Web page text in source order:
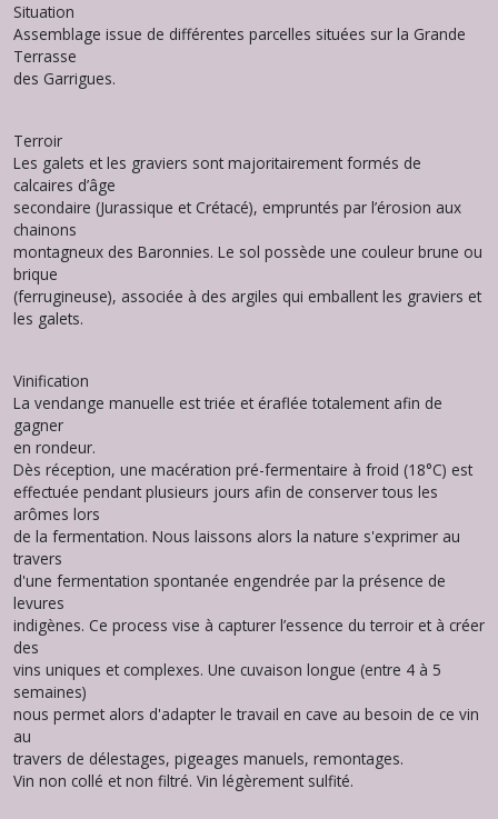
Situation
Assemblage issue de différentes parcelles situées sur la Grande
Terrasse
des Garrigues.
Terroir
Les galets et les graviers sont majoritairement formés de
calcaires d’âge
secondaire (Jurassique et Crétacé), empruntés par l’érosion aux
chainons
montagneux des Baronnies. Le sol possède une couleur brune ou
brique
(ferrugineuse), associée à des argiles qui emballent les graviers et
les galets.
Vinification
La vendange manuelle est triée et éraflée totalement afin de
gagner
en rondeur.
Dès réception, une macération pré-fermentaire à froid (18°C) est
effectuée pendant plusieurs jours afin de conserver tous les
arômes lors
de la fermentation. Nous laissons alors la nature s'exprimer au
travers
d'une fermentation spontanée engendrée par la présence de
levures
indigènes. Ce process vise à capturer l’essence du terroir et à créer
des
vins uniques et complexes. Une cuvaison longue (entre 4 à 5
semaines)
nous permet alors d'adapter le travail en cave au besoin de ce vin
au
travers de délestages, pigeages manuels, remontages.
Vin non collé et non filtré. Vin légèrement sulfité.